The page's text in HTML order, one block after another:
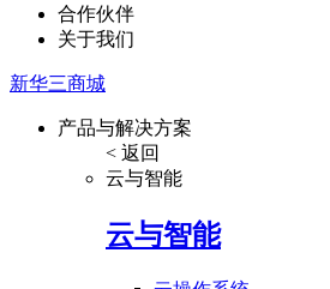
合作伙伴
关于我们
新华三商城
产品与解决方案
< 返回
云与智能
云与智能